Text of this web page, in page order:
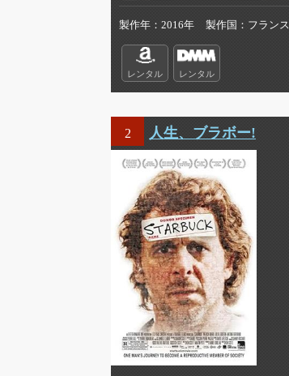
製作年 2016年 製作国 フランス
レンタル レンタル
2 人生、ブラボー!